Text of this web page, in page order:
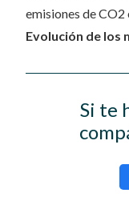
emisiones de CO2
Evolución de los
Si te